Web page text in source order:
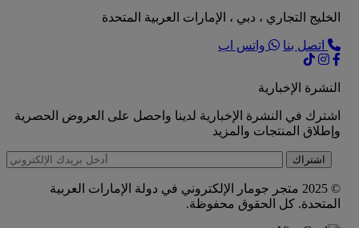
الخليج التجاري ، دبي ، الإمارات العربية المتحدة
اتصل بنا واتس اب
النشرة الإخبارية
اشترك في النشرة الإخبارية لدينا واحصل على العروض الحصرية
وإطلاق المنتجات والمزيد
اشتراك
© 2025 متجر جومار الإلكتروني في دولة الإمارات العربية
المتحدة. كل الحقوق محفوظة.